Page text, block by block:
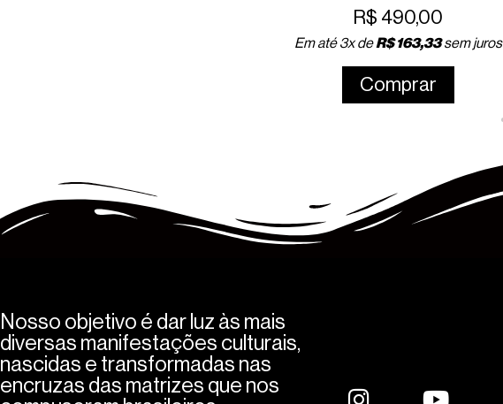
R$ 490,00
Em até 3x deR$163,33sem juros
Comprar
Nosso objetivo é dar luz às mais
diversas manifestações culturais,
nascidas e transformadas nas
encruzas das matrizes que nos